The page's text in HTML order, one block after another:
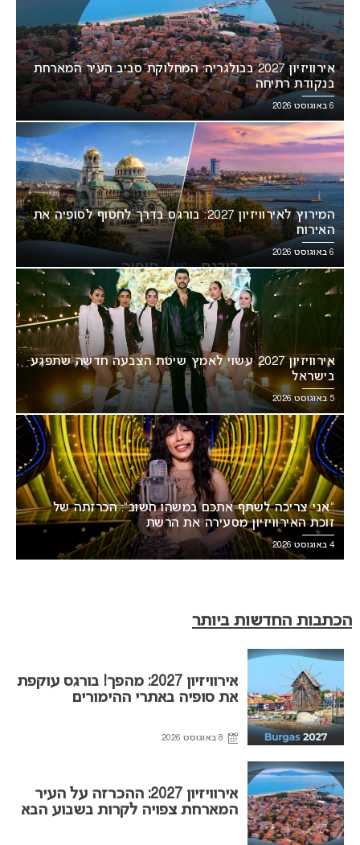
אירוויזיון 2027 בבולגריה: המחלוקת סביב העיר המארחת
בנקודת רתיחה
6 באוגוסט 2026
המירוץ לאירוויזיון 2027: בורגס בדרך לחטוף לסופיה את
האירוח
6 באוגוסט 2026
אירוויזיון 2027 עשוי לאמץ שיטת הצבעה חדשה שתפגע
בישראל
5 באוגוסט 2026
“אני צריכה לשתף אתכם במשהו חשוב”: הכרזתה של
זוכת האירוויזיון מסעירה את הרשת
4 באוגוסט 2026
הכתבות החדשות ביותר
אירוויזיון 2027: מהפך! בורגס עוקפת
את סופיה באתרי ההימורים
8 באוגוסט 2026
אירוויזיון 2027: ההכרזה על העיר
המארחת צפויה לקרות בשבוע הבא